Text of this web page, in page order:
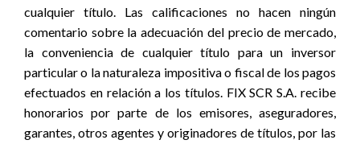
cualquier título. Las calificaciones no hacen ningún
comentario sobre la adecuación del precio de mercado,
la conveniencia de cualquier título para un inversor
particular o la naturaleza impositiva o fiscal de los pagos
efectuados en relación a los títulos. FIX SCR S.A. recibe
honorarios por parte de los emisores, aseguradores,
garantes, otros agentes y originadores de títulos, por las